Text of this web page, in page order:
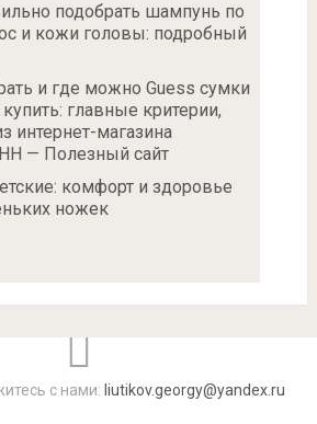
подобрать шампунь по
и кожи головы: подробный
и где можно Guess сумки
главные критерии,
интернет-магазина
— Полезный сайт
комфорт и здоровье
ножек
с нами: liutikov.georgy@yandex.ru